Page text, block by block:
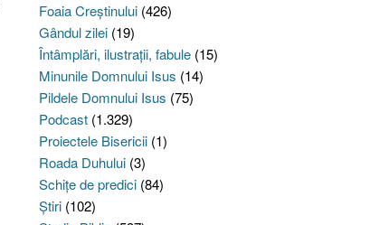
Foaia Creştinului(426)
Gândul zilei(19)
Întâmplări, ilustraţii, fabule(15)
Minunile Domnului Isus (14)
Pildele Domnului Isus (75)
Podcast(1.329)
Proiectele Bisericii(1)
Roada Duhului(3)
Schiţe de predici(84)
Ştiri(102)